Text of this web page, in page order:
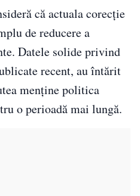
că actuala corecție
de reducere a
Datele solide privind
recent, au întărit
menține politica
o perioadă mai lungă.